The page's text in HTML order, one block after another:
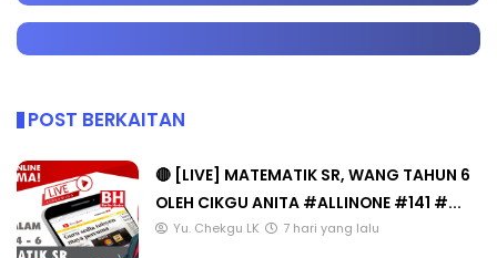
POST BERKAITAN
🔴 [LIVE] MATEMATIK SR, WANG TAHUN 6
OLEH CIKGU ANITA #ALLINONE #141 #...
Yu. Chekgu LK 7 hari yang lalu